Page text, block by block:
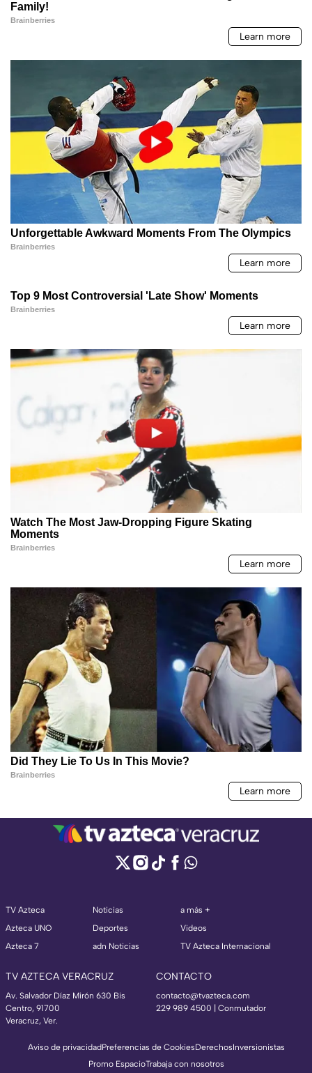
TV Azteca
Azteca UNO
Azteca 7
Noticias
Deportes
adn Noticias
a más +
Videos
TV Azteca Internacional
TV AZTECA VERACRUZ
Av. Salvador Díaz Mirón 630 Bis
Centro, 91700
Veracruz, Ver.
CONTACTO
contacto@tvazteca.com
229 989 4500 | Conmutador
Aviso de privacidadPreferencias de CookiesDerechosInversionistas
Promo EspacioTrabaja con nosotros